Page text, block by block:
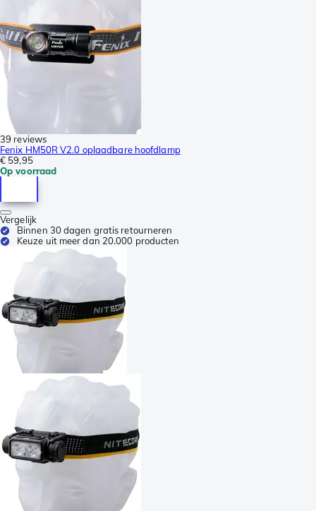
39 reviews
Fenix HM50R V2.0 oplaadbare hoofdlamp
€ 59,95
Op voorraad
Vergelijk
Binnen 30 dagen gratis retourneren
Keuze uit meer dan 20.000 producten